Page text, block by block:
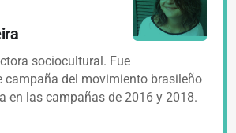
sociocultural. Fue
campaña del movimiento brasileño
en las campañas de 2016 y 2018.